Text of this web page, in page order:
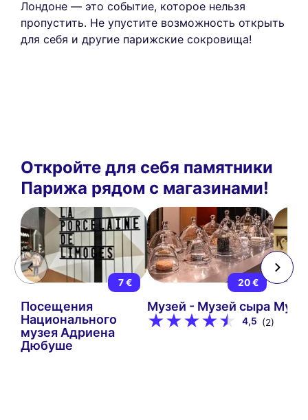
Лондоне — это событие, которое нельзя
пропустить. Не упустите возможность открыть
для себя и другие парижские сокровища!
Откройте для себя памятники
Парижа рядом с магазинами!
7 €
Посещения
Национального
музея Адриена
Дюбуше
20 €
Музей - Музей сыра
4,5 (2)